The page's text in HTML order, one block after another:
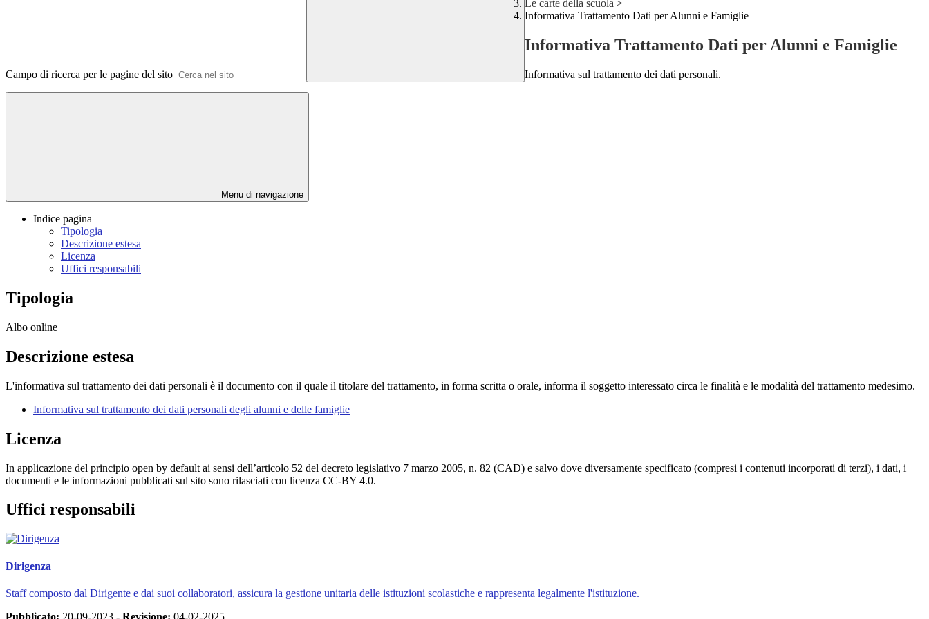
Campo di ricerca per le pagine del sito
Le carte della scuola >
Informativa Trattamento Dati per Alunni e Famiglie
Informativa Trattamento Dati per Alunni e Famiglie
Informativa sul trattamento dei dati personali.
Menu di navigazione
Indice pagina
Tipologia
Descrizione estesa
Licenza
Uffici responsabili
Tipologia
Albo online
Descrizione estesa
L'informativa sul trattamento dei dati personali è il documento con il quale il titolare del trattamento, in forma scritta o orale, informa il soggetto interessato circa le finalità e le modalità del trattamento medesimo.
Informativa sul trattamento dei dati personali degli alunni e delle famiglie
Licenza
In applicazione del principio open by default ai sensi dell’articolo 52 del decreto legislativo 7 marzo 2005, n. 82 (CAD) e salvo dove diversamente specificato (compresi i contenuti incorporati di terzi), i dati, i
documenti e le informazioni pubblicati sul sito sono rilasciati con licenza CC-BY 4.0.
Uffici responsabili
Dirigenza
Staff composto dal Dirigente e dai suoi collaboratori, assicura la gestione unitaria delle istituzioni scolastiche e rappresenta legalmente l'istituzione.
Pubblicato: 20-09-2023 - Revisione: 04-02-2025